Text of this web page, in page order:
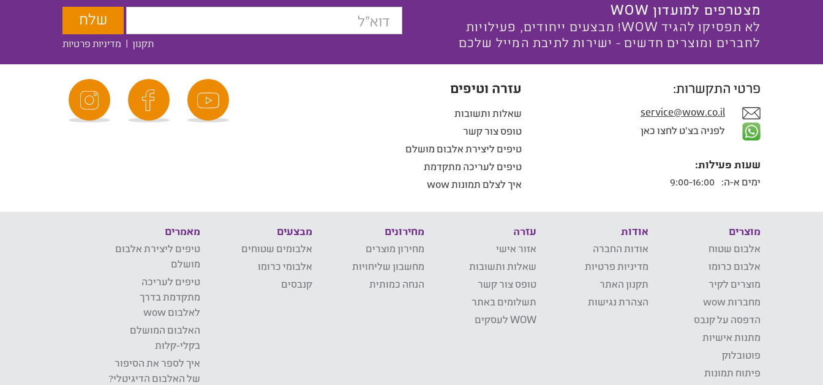
מצטרפים למועדון WOW
לא תפסיקו להגיד WOW! מבצעים ייחודים, פעילויות
לחברים ומוצרים חדשים - ישירות לתיבת המייל שלכם
תקנון | מדיניות פרטיות
פרטי התקשרות:
service@wow.co.il
לפניה בצ'ט לחצו כאן
שעות פעילות:
ימים א-ה:
עזרה וטיפים
שאלות ותשובות
טופס צור קשר
טיפים ליצירת אלבום מושלם
טיפים לעריכה מתקדמת
איך לצלם תמונות wow
מוצרים
אלבום שטוח
אלבום כרומו
מוצרים לקיר
מחברות wow
הדפסה על קנבס
מתנות אישיות
פוטובלוק
פיתוח תמונות
אודות
אודות החברה
מדיניות פרטיות
תקנון האתר
הצהרת נגישות
עזרה
אזור אישי
שאלות ותשובות
טופס צור קשר
תשלומים באתר
WOW לעסקים
מחירונים
מחירון מוצרים
מחשבון שליחויות
הנחה כמותית
מבצעים
אלבומים שטוחים
אלבומי כרומו
קנבסים
מאמרים
טיפים ליצירת אלבום
מושלם
טיפים לעריכה
מתקדמת בדרך
לאלבום wow
האלבום המושלם
בקלי-קלות
איך לספר את הסיפור
של האלבום הדיגיטלי?